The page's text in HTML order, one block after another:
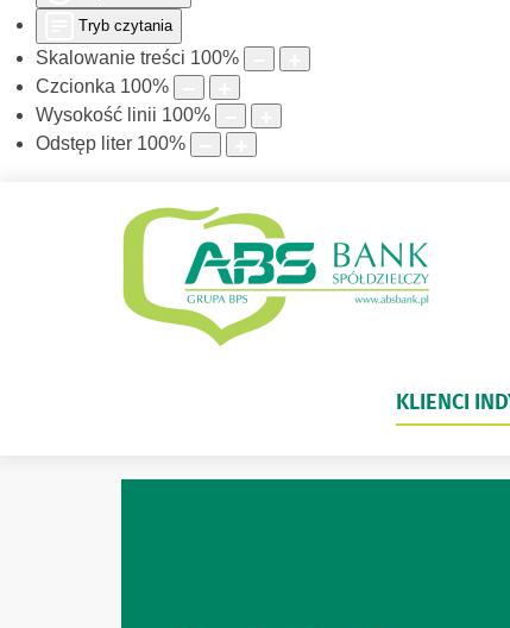
Tryb czytania
Skalowanie treści 100%
Czcionka 100%
Wysokość linii 100%
Odstęp liter 100%
KLIENCI